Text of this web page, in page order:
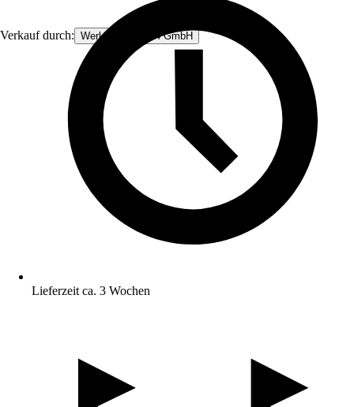
Verkauf durch: Werkzeugstore24 GmbH
Lieferzeit ca. 3 Wochen